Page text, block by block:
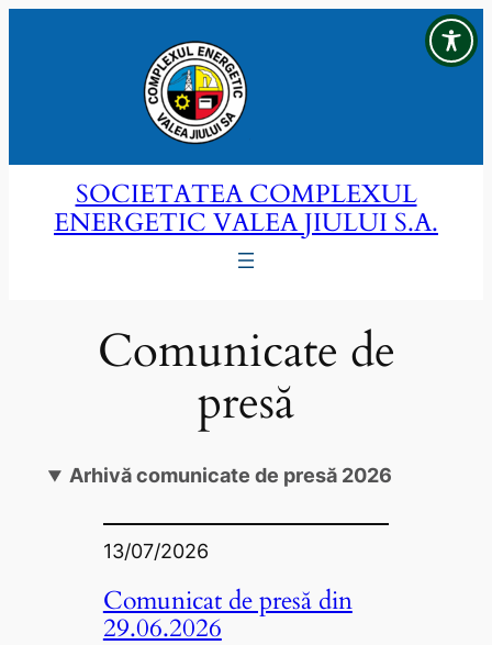
SOCIETATEA COMPLEXUL
ENERGETIC VALEA JIULUI S.A.
Comunicate de
presă
Arhivă comunicate de presă 2026
13/07/2026
Comunicat de presă din
29.06.2026